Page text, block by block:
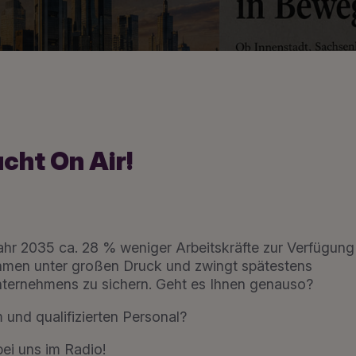
On Air!
2035 ca. 28 % weniger Arbeitskräfte zur Verfügung
unter großen Druck und zwingt spätestens
zu sichern. Geht es Ihnen genauso?
qualifizierten Personal?
uns im Radio!